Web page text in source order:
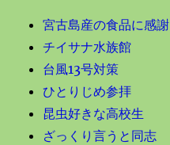
宮古島産の食品に感謝
チイサナ水族館
台風13号対策
ひとりじめ参拝
昆虫好きな高校生
ざっくり言うと同志